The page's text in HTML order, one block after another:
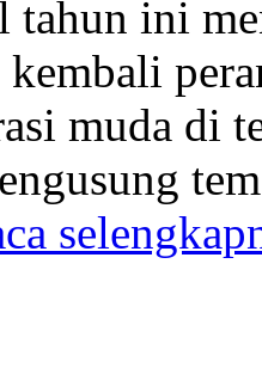
tahun ini
muda di